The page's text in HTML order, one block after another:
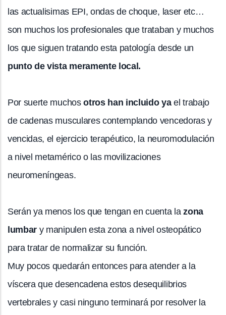
las actualisimas EPI, ondas de choque, laser etc…
son muchos los profesionales que trataban y muchos
los que siguen tratando esta patología desde un
punto de vista meramente local.
Por suerte muchosotros han incluido yael trabajo
de cadenas musculares contemplando vencedoras y
vencidas, el ejercicio terapéutico, la neuromodulación
a nivel metamérico o las movilizaciones
neuromeníngeas.
Serán ya menos los que tengan en cuenta lazona
lumbar y manipulen esta zona a nivel osteopático
para tratar de normalizar su función.
Muy pocos quedarán entonces para atender a la
víscera que desencadena estos desequilibrios
vertebrales y casi ninguno terminará por resolver la